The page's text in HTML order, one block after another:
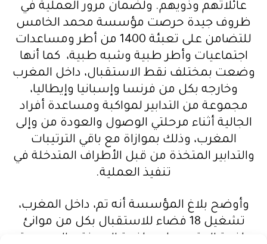
عائلاتهم وذويهم. ولضمان مرور العملية في
ظروف جيدة حرصت مؤسسة محمد الخامس
للتضامن على تعبئة 1400 من أطر ومساعدات
اجتماعيات وأطر طبية وشبه طبية، كما أنها
وضعت بمختلف نقط الاستقبال، داخل المغرب
وخارجه بكل من فرنسا وإسبانيا وإيطاليا،
مجموعة من التدابير لمواكبة ومساعدة أفراد
الجالية أثناء مرحلتي الوصول والعودة من وإلى
المغرب، وذلك بموازاة مع باقي الترتيبات
والتدابير المتخذة من قبل الأطراف المتدخلة في
تنفيذ العملية.
وأوضح بلاغ المؤسسة أنه تم، داخل المغرب،
تشغيل 18 فضاء للاستقبال بكل من موانئ